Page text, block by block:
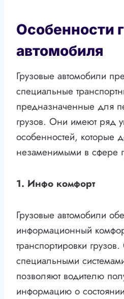
Особенности
автомобиля
Грузовые автомобили
специальные
предназначенные для
грузов. Они имеют ряд
особенностей, которые
незаменимыми в сфере
1. Инфо комфорт
Грузовые автомобили
информационный
транспортировки
специальными
позволяют водителю
информацию о